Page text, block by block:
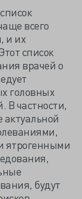
всего
и их
список
врачей о
головных
В частности,
ятрогенными
будут